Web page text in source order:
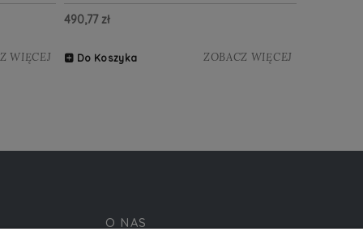
WIĘCEJ
490,77 zł
Do Koszyka ZOBACZ WIĘCEJ
O NAS